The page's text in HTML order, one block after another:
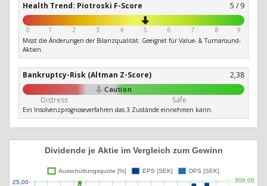
Health Trend: Piotroski F-Score 5 / 9
0 1 2 3 4 5 6 7 8
9
Misst die Änderungen der Bilanzqualität. Geeignet für Value- & Turnaround-
Aktien.
Bankruptcy-Risk (Altman Z-Score) 2,38
Caution
Distress Safe
Ein Insolvenzprognoseverfahren das 3 Zustände einnehmen kann.